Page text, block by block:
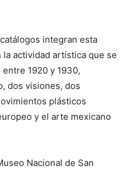
integran esta
actividad artística que se
1920 y 1930,
dos visiones, dos
plásticos
y el arte mexicano
Nacional de San